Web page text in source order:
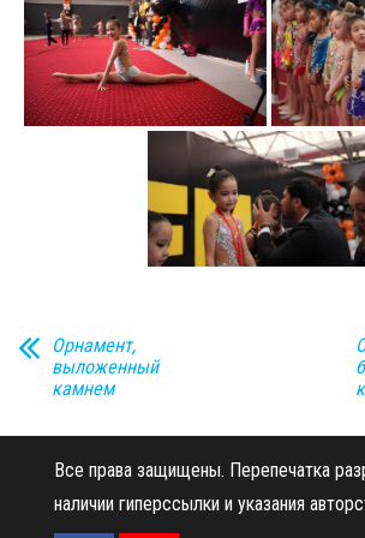
Орнамент,
выложенный
камнем
Все права защищены. Перепечатка
наличии гиперссылки и указания